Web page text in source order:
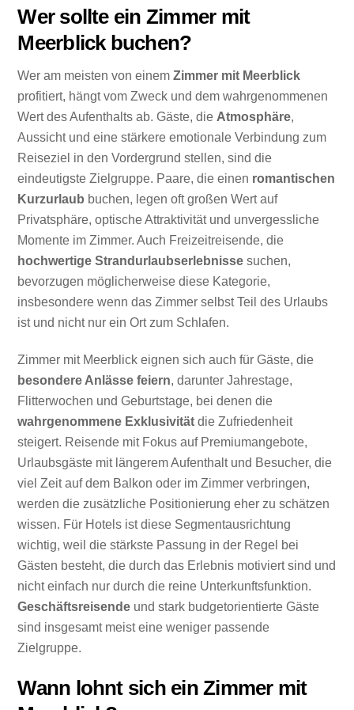
Wer sollte ein Zimmer mit
Meerblick buchen?
Wer am meisten von einemZimmer mit Meerblick
profitiert, hängt vom Zweck und dem wahrgenommenen
Wert des Aufenthalts ab. Gäste, die Atmosphäre,
Aussicht und eine stärkere emotionale Verbindung zum
Reiseziel in den Vordergrund stellen, sind die
eindeutigste Zielgruppe. Paare, die einen romantischen
Kurzurlaub buchen, legen oft großen Wert auf
Privatsphäre, optische Attraktivität und unvergessliche
Momente im Zimmer. Auch Freizeitreisende, die
hochwertige Strandurlaubserlebnisse suchen,
bevorzugen möglicherweise diese Kategorie,
insbesondere wenn das Zimmer selbst Teil des Urlaubs
ist und nicht nur ein Ort zum Schlafen.
Zimmer mit Meerblick eignen sich auch für Gäste, die
besondere Anlässe feiern, darunter Jahrestage,
Flitterwochen und Geburtstage, bei denen die
wahrgenommene Exklusivität die Zufriedenheit
steigert. Reisende mit Fokus auf Premiumangebote,
Urlaubsgäste mit längerem Aufenthalt und Besucher, die
viel Zeit auf dem Balkon oder im Zimmer verbringen,
werden die zusätzliche Positionierung eher zu schätzen
wissen. Für Hotels ist diese Segmentausrichtung
wichtig, weil die stärkste Passung in der Regel bei
Gästen besteht, die durch das Erlebnis motiviert sind und
nicht einfach nur durch die reine Unterkunftsfunktion.
Geschäftsreisende und stark budgetorientierte Gäste
sind insgesamt meist eine weniger passende
Zielgruppe.
Wann lohnt sich ein Zimmer mit